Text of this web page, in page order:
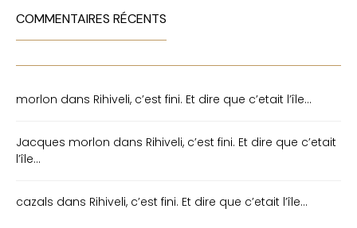
COMMENTAIRES RÉCENTS
morlon dans Rihiveli, c’est fini. Et dire que c’etait l’île…
Jacques morlon dans Rihiveli, c’est fini. Et dire que c’etait
l’île…
cazals dans Rihiveli, c’est fini. Et dire que c’etait l’île…